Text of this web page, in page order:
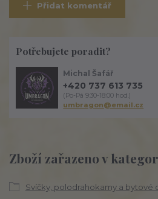
Přidat komentář
Zboží zařazeno v
Svíčky, polodrahokamy a bytové
Potřebujete poradit?
Michal Šafář
+420 737 613 735
(Po-Pá 9:30-18:00 hod.)
umbragon@email.cz